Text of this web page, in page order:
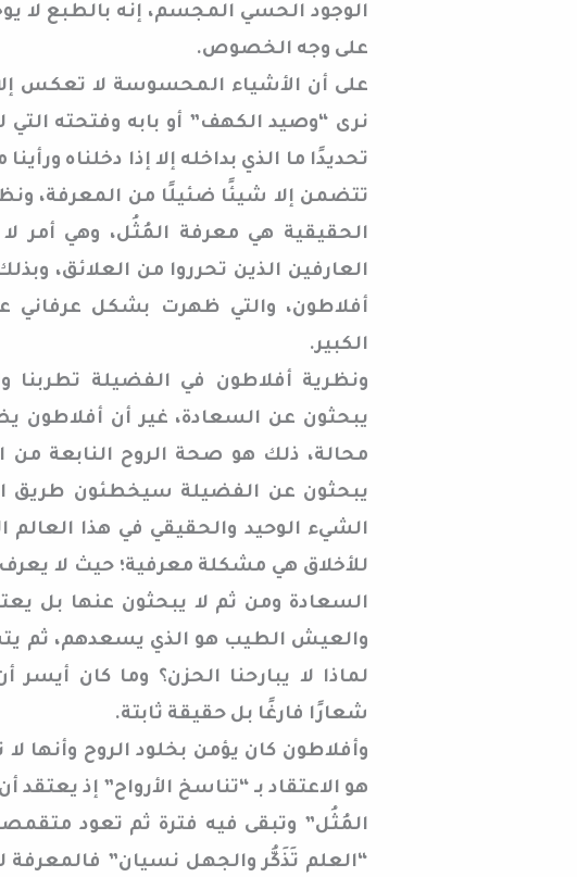
الوجود الحسي المجسم، إنه بالطبع لا
على وجه الخصوص.
على أن الأشياء المحسوسة لا تعكس
نرى “وصيد الكهف” أو بابه وفتحته التي
تحديدًا ما الذي بداخله إلا إذا دخلناه
تتضمن إلا شيئًا ضئيلًا من المعرفة،
الحقيقية هي معرفة المُثُل، وهي أمر لا
العارفين الذين تحرروا من العلائق،
أفلاطون، والتي ظهرت بشكل
الكبير.
ونظرية أفلاطون في الفضيلة
يبحثون عن السعادة، غير أن أفلاطون
محالة، ذلك هو صحة الروح النابعة من
يبحثون عن الفضيلة سيخطئون طريق
الشيء الوحيد والحقيقي في هذا العالم
للأخلاق هي مشكلة معرفية؛ حيث لا يعرف
السعادة ومن ثم لا يبحثون عنها بل
والعيش الطيب هو الذي يسعدهم، ثم
لماذا لا يبارحنا الحزن؟ وما كان
شعارًا فارغًا بل حقيقة ثابتة.
وأفلاطون كان يؤمن بخلود الروح وأنها
هو الاعتقاد بـ “تناسخ الأرواح” إذ
المُثُل” وتبقى فيه فترة ثم تعود
“العلم تَذَكُّر والجهل نسيان” فالمعرفة